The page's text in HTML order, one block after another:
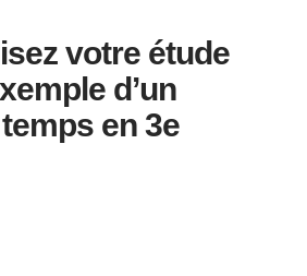
votre étude
d’un
en 3e